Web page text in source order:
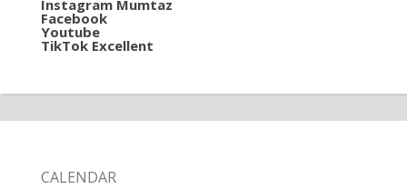
Instagram Mumtaz
Facebook
Youtube
TikTok Excellent
CALENDAR